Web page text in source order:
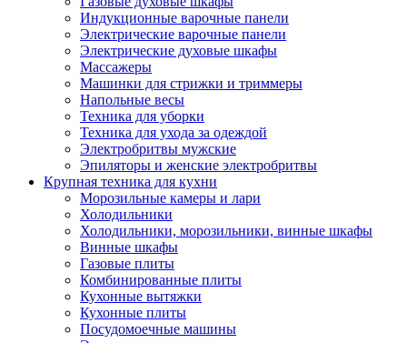
Индукционные варочные панели
Электрические варочные панели
Электрические духовые шкафы
Массажеры
Машинки для стрижки и триммеры
Напольные весы
Техника для уборки
Техника для ухода за одеждой
Электробритвы мужские
Эпиляторы и женские электробритвы
Крупная техника для кухни
Морозильные камеры и лари
Холодильники
Холодильники, морозильники, винные шкафы
Винные шкафы
Газовые плиты
Комбинированные плиты
Кухонные вытяжки
Кухонные плиты
Посудомоечные машины